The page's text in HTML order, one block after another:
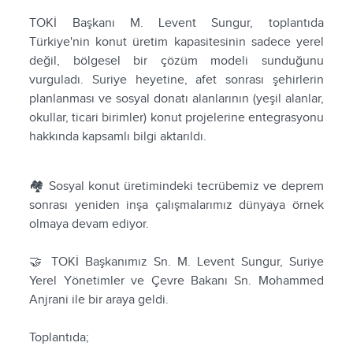
TOKİ Başkanı M. Levent Sungur, toplantıda
Türkiye'nin konut üretim kapasitesinin sadece yerel
değil, bölgesel bir çözüm modeli sunduğunu
vurguladı. Suriye heyetine, afet sonrası şehirlerin
planlanması ve sosyal donatı alanlarının (yeşil alanlar,
okullar, ticari birimler) konut projelerine entegrasyonu
hakkında kapsamlı bilgi aktarıldı.
🏘️ Sosyal konut üretimindeki tecrübemiz ve deprem
sonrası yeniden inşa çalışmalarımız dünyaya örnek
olmaya devam ediyor.
🤝 TOKİ Başkanımız Sn. M. Levent Sungur, Suriye
Yerel Yönetimler ve Çevre Bakanı Sn. Mohammed
Anjrani ile bir araya geldi.
Toplantıda;